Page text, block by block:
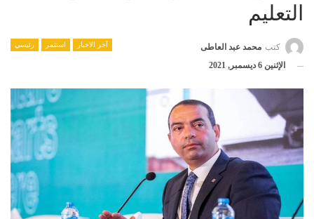
التعليم
آخر الاخبار استثمر رئيسي كتب محمد عبد العاطى
الإثنين 6 ديسمبر, 2021